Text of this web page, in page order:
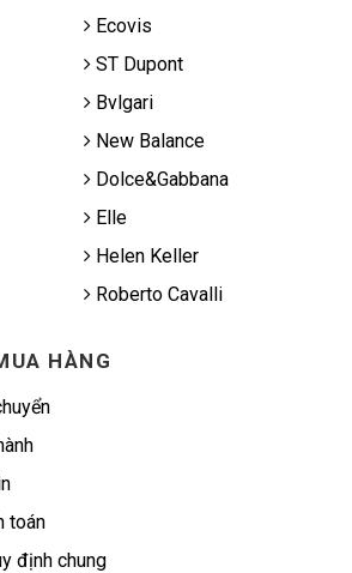
Ecovis
ST Dupont
Bvlgari
New Balance
Dolce&Gabbana
Elle
Helen Keller
Roberto Cavalli
HÀNG
toán
định chung